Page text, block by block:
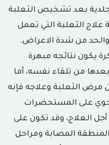
بعد تشخيص الثعلبة
الثعلبة التي تعمل
والحد من شدة الاعراض.
يكون نتائجه مبهرة
من تلقاء نفسه، أما
مرض الثعلبة وعلاجه فإنه
على المستحضرات
العلاج، وقد تكون على
المصابة ومراحل